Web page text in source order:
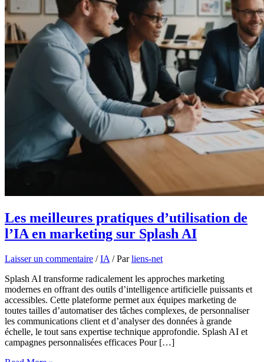
Les meilleures pratiques d’utilisation de
l’IA en marketing sur Splash AI
Laisser un commentaire /IA / Parliens-net
Splash AI transforme radicalement les approches marketing
modernes en offrant des outils d’intelligence artificielle puissants et
accessibles. Cette plateforme permet aux équipes marketing de
toutes tailles d’automatiser des tâches complexes, de personnaliser
les communications client et d’analyser des données à grande
échelle, le tout sans expertise technique approfondie. Splash AI et
campagnes personnalisées efficaces Pour […]